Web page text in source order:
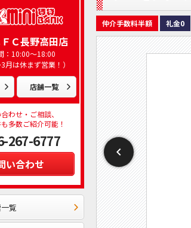
Ｃ長野高田店
：10:00～18:00
月は休まず営業！）
店舗一覧
わせ・ご相談、
多数ご紹介可能！
267-6777
い合わせ
覧
仲介手数料半額 礼金0